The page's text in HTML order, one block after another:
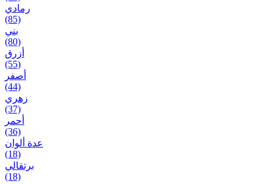
رمادي
(85)
بني
(80)
أزرق
(55)
أصفر
(44)
زهري
(37)
أحمر
(36)
عدة ألوان
(18)
برتقالي
(18)